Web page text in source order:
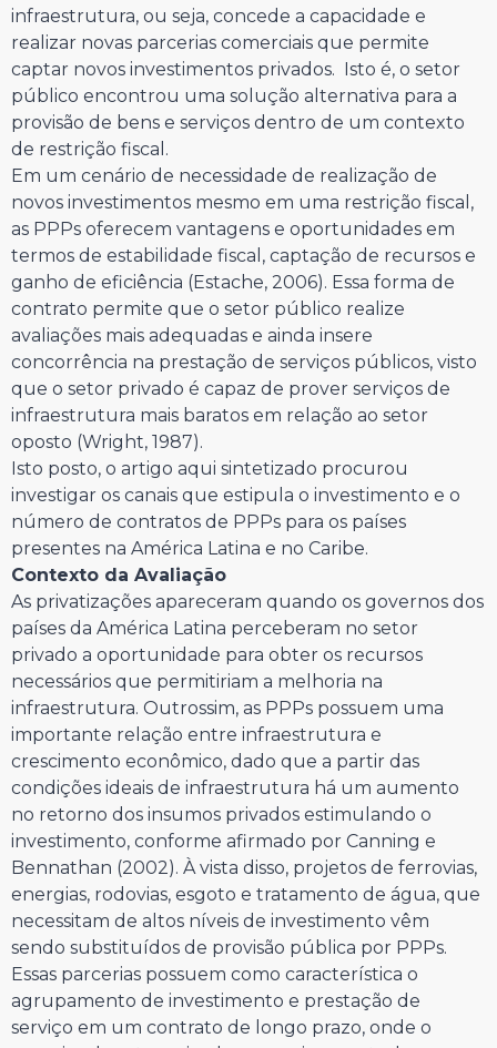
infraestrutura, ou seja, concede a capacidade e
realizar novas parcerias comerciais que permite
captar novos investimentos privados. Isto é, o setor
público encontrou uma solução alternativa para a
provisão de bens e serviços dentro de um contexto
de restrição fiscal.
Em um cenário de necessidade de realização de
novos investimentos mesmo em uma restrição fiscal,
as PPPs oferecem vantagens e oportunidades em
termos de estabilidade fiscal, captação de recursos e
ganho de eficiência (Estache, 2006). Essa forma de
contrato permite que o setor público realize
avaliações mais adequadas e ainda insere
concorrência na prestação de serviços públicos, visto
que o setor privado é capaz de prover serviços de
infraestrutura mais baratos em relação ao setor
oposto (Wright, 1987).
Isto posto, o artigo aqui sintetizado procurou
investigar os canais que estipula o investimento e o
número de contratos de PPPs para os países
presentes na América Latina e no Caribe.
Contexto da Avaliação
As privatizações apareceram quando os governos dos
países da América Latina perceberam no setor
privado a oportunidade para obter os recursos
necessários que permitiriam a melhoria na
infraestrutura. Outrossim, as PPPs possuem uma
importante relação entre infraestrutura e
crescimento econômico, dado que a partir das
condições ideais de infraestrutura há um aumento
no retorno dos insumos privados estimulando o
investimento, conforme afirmado por Canning e
Bennathan (2002). À vista disso, projetos de ferrovias,
energias, rodovias, esgoto e tratamento de água, que
necessitam de altos níveis de investimento vêm
sendo substituídos de provisão pública por PPPs.
Essas parcerias possuem como característica o
agrupamento de investimento e prestação de
serviço em um contrato de longo prazo, onde o